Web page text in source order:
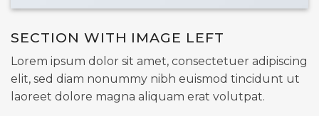
SECTION WITH IMAGE LEFT
Lorem ipsum dolor sit amet, consectetuer adipiscing
elit, sed diam nonummy nibh euismod tincidunt ut
laoreet dolore magna aliquam erat volutpat.